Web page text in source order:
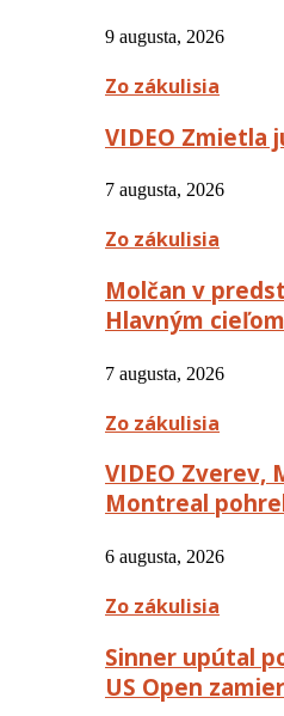
9 augusta, 2026
Zo zákulisia
VIDEO Zmietla
7 augusta, 2026
Zo zákulisia
Molčan v
Hlavným
7 augusta, 2026
Zo zákulisia
VIDEO Zverev,
Montreal
6 augusta, 2026
Zo zákulisia
Sinner upútal
US Open